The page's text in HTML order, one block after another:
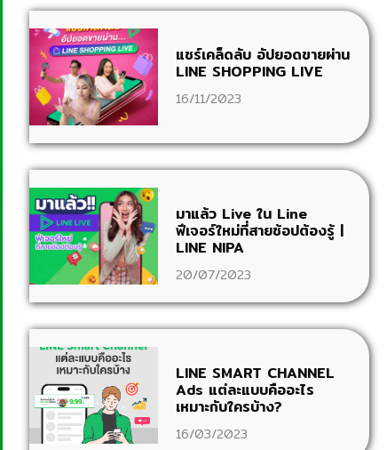
แชร์เคล็ดลับ อัปยอดขายผ่าน
LINE SHOPPING LIVE
16/11/2023
มาแล้ว Live ใน Line
ฟีเจอร์ใหม่ที่สายช้อปต้องรู้ |
LINE NIPA
20/07/2023
LINE SMART CHANNEL
Ads แต่ละแบบคืออะไร
เหมาะกับใครบ้าง?
16/03/2023